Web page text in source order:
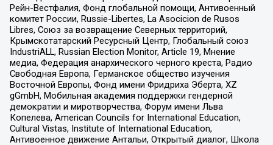
Рейн-Вестфалия, Фонд глобальной помощи, Антивоенный
комитет России, Russie-Libertes, La Asocicion de Rusos
Libres, Союз за возвращение Северных территорий,
Крымскотатарский Ресурсный Центр, Глобальный союз
IndustriALL, Russian Election Monitor, Article 19, Мнение
медиа, Федерация анархического черного креста, Радио
Свободная Европа, Германское общество изучения
Восточной Европы, Фонд имени Фридриха Эберта, XZ
gGmbH, Мобильная академия поддержки гендерной
демократии и миротворчества, Форум имени Льва
Копелева, American Councils for International Education,
Cultural Vistas, Institute of International Education,
Антивоенное движение Антальи, Открытый диалог, Школа